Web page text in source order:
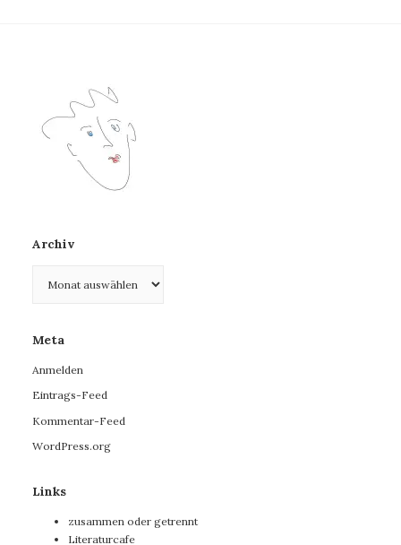
Archiv
Meta
Anmelden
Eintrags-Feed
Kommentar-Feed
WordPress.org
Links
zusammen oder getrennt
Literaturcafe